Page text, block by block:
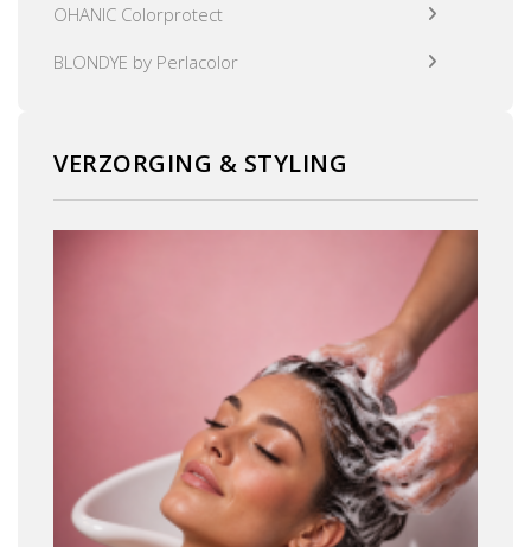
OHANIC Colorprotect
BLONDYE by Perlacolor
VERZORGING & STYLING